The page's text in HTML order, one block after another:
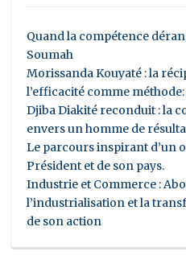
Quand la compétence
Soumah
Morissanda Kouyaté : la
l’efficacité comme
Djiba Diakité reconduit : la
envers un homme de
Le parcours inspirant d’un
Président et de son pays.
Industrie et Commerce :
l’industrialisation et la
de son action